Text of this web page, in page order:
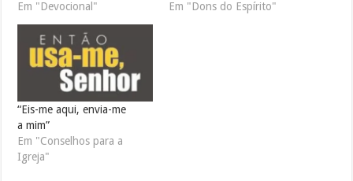
Em "Devocional" Em "Dons do Espírito"
“Eis-me aqui, envia-me
a mim”
Em "Conselhos para a
Igreja"